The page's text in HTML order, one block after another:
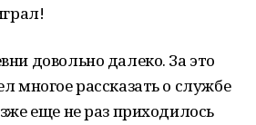
довольно далеко. За это
многое рассказать о службе
еще не раз приходилось